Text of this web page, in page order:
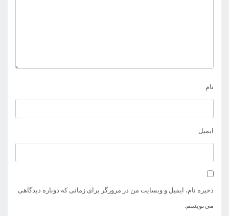
نام
ایمیل
ذخیره نام، ایمیل و وبسایت من در مرورگر برای زمانی که دوباره دیدگاهی
می‌نویسم.